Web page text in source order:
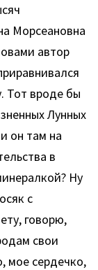
Морсеановна
автор
Тот вроде бы
Лунных
он там на
в
Ну
с
говорю,
свои
мое сердечко,